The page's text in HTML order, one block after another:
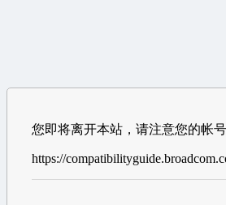
您即将离开本站，请注意您的帐号
https://